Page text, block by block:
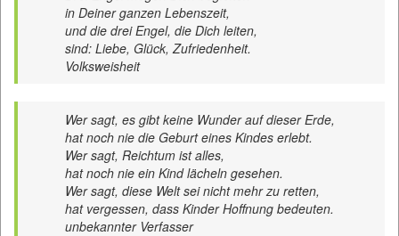
in Deiner ganzen Lebenszeit,
und die drei Engel, die Dich leiten,
sind: Liebe, Glück, Zufriedenheit.
Volksweisheit
Wer sagt, es gibt keine Wunder auf dieser Erde,
hat noch nie die Geburt eines Kindes erlebt.
Wer sagt, Reichtum ist alles,
hat noch nie ein Kind lächeln gesehen.
Wer sagt, diese Welt sei nicht mehr zu retten,
hat vergessen, dass Kinder Hoffnung bedeuten.
unbekannter Verfasser